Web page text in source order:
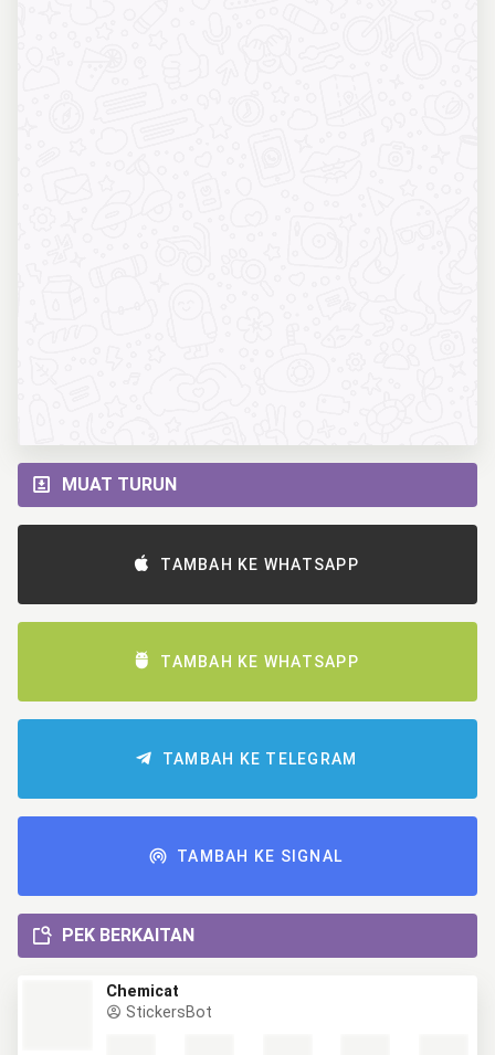
MUAT TURUN
TAMBAH KE WHATSAPP
TAMBAH KE WHATSAPP
TAMBAH KE TELEGRAM
TAMBAH KE SIGNAL
PEK BERKAITAN
Chemicat
StickersBot